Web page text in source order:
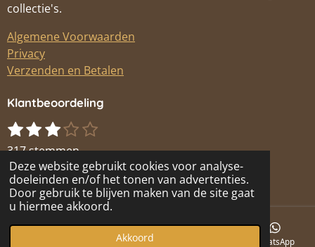
Deze website gebruikt cookies voor analyse-
doeleinden en/of het tonen van advertenties.
Door gebruik te blijven maken van de site gaat
u hiermee akkoord.
Akkoord
collectie's.
Algemene Voorwaarden
Privacy
Verzenden en Betalen
Klantbeoordeling
R
a
t
n
g
1
s
t
e
r
2
s
t
e
r
r
e
3
s
t
e
r
r
e
4
s
t
e
r
r
e
5
s
t
e
r
r
e
S
m
m
e
n
317 stemmen
© 2020 By Puck
Powered byJouwWeb
Telefoonnummer WhatsApp